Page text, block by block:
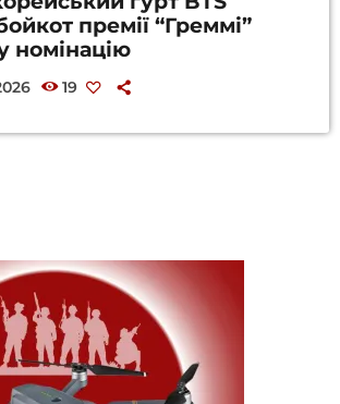
премії “Греммі”
номінацію
19